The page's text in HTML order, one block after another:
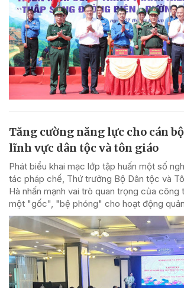
Tăng cường năng lực cho cán
lĩnh vực dân tộc và tôn giáo
Phát biểu khai mạc lớp tập huấn một số
tác pháp chế, Thứ trưởng Bộ Dân tộc và
Hà nhấn mạnh vai trò quan trọng của công
một "gốc", "bệ phóng" cho hoạt động